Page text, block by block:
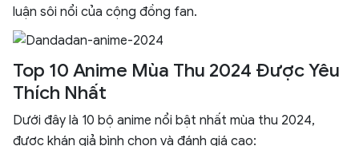
luận sôi nổi của cộng đồng fan.
Top 10 Anime Mùa Thu 2024 Được Yêu
Thích Nhất
Dưới đây là 10 bộ anime nổi bật nhất mùa thu 2024,
được khán giả bình chọn và đánh giá cao: